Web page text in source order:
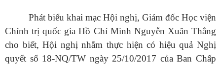
Phát biểu khai mạc Hội nghị, Giám đốc Học viện
Chính trị quốc gia Hồ Chí Minh Nguyễn Xuân Thắng
cho biết, Hội nghị nhằm thực hiện có hiệu quả Nghị
quyết số 18-NQ/TW ngày 25/10/2017 của Ban Chấp